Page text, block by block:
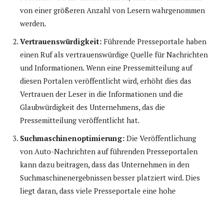
von einer größeren Anzahl von Lesern wahrgenommen
werden.
Vertrauenswürdigkeit: Führende Presseportale haben
einen Ruf als vertrauenswürdige Quelle für Nachrichten
und Informationen. Wenn eine Pressemitteilung auf
diesen Portalen veröffentlicht wird, erhöht dies das
Vertrauen der Leser in die Informationen und die
Glaubwürdigkeit des Unternehmens, das die
Pressemitteilung veröffentlicht hat.
Suchmaschinenoptimierung: Die Veröffentlichung
von Auto-Nachrichten auf führenden Presseportalen
kann dazu beitragen, dass das Unternehmen in den
Suchmaschinenergebnissen besser platziert wird. Dies
liegt daran, dass viele Presseportale eine hohe